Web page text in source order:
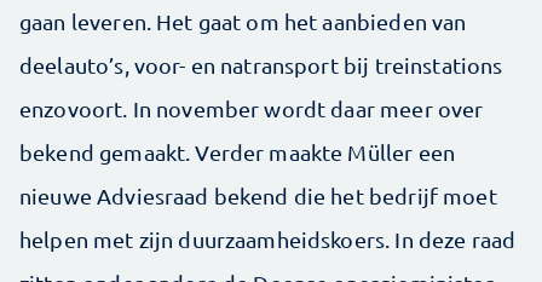
gaan leveren. Het gaat om het aanbieden van
deelauto’s, voor- en natransport bij treinstations
enzovoort. In november wordt daar meer over
bekend gemaakt. Verder maakte Müller een
nieuwe Adviesraad bekend die het bedrijf moet
helpen met zijn duurzaamheidskoers. In deze raad